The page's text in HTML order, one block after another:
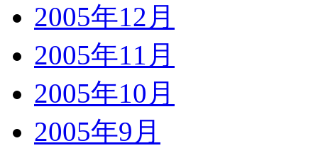
2005年12月
2005年11月
2005年10月
2005年9月